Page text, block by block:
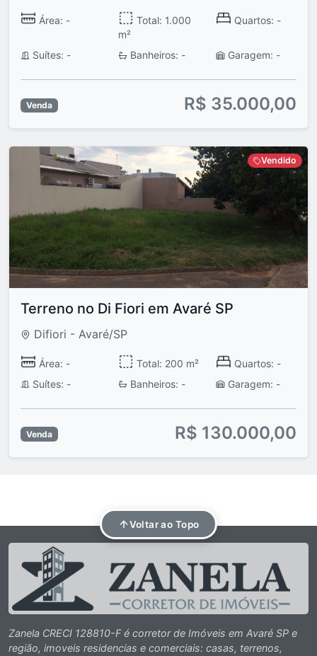
Área: -
Total: 1.000
m²
Quartos: -
Suítes: - Banheiros: - Garagem: -
Venda R$ 35.000,00
Vendido
Terreno no Di Fiori em Avaré SP
Difiori - Avaré/SP
Área: - Total: 200 m²
Quartos: -
Suítes: -
Banheiros: - Garagem: -
Venda R$ 130.000,00
Voltar ao Topo
Zanela CRECI 128810-F é corretor de Imóveis em Avaré SP e
região, imoveis residencias e comerciais: casas, terrenos,